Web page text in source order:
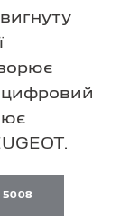
«цифровий